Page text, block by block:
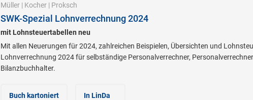
Müller| Kocher| Proksch
SWK-Spezial Lohnverrechnung 2024
mit Lohnsteuertabellen neu
Mit allen Neuerungen für 2024, zahlreichen Beispielen, Übersichten und
Lohnverrechnung 2024 für selbständige Personalverrechner,
Bilanzbuchhalter.
Buch kartoniert
In LinDa